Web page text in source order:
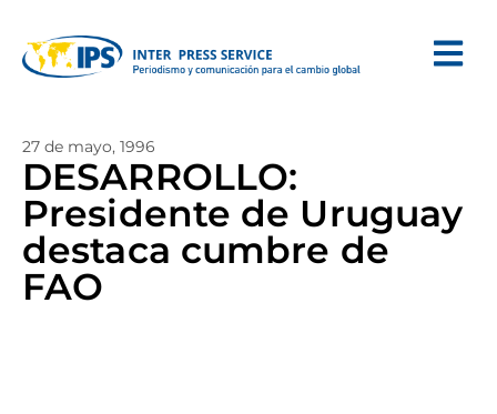
27 de mayo, 1996
DESARROLLO:
Presidente de Uruguay
destaca cumbre de
FAO